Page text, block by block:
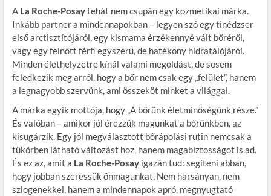
A La Roche-Posaytehát nem csupán egy kozmetikai márka.
Inkább partner a mindennapokban – legyen szó egy tinédzser
első arctisztítójáról, egy kismama érzékennyé vált bőréről,
vagy egy felnőtt férfi egyszerű, de hatékony hidratálójáról.
Minden élethelyzetre kínál valami megoldást, de sosem
feledkezik meg arról, hogy a bőr nem csak egy „felület”, hanem
a legnagyobb szervünk, ami összeköt minket a világgal.
A márka egyik mottója, hogy „A bőrünk életminőségünk része.”
És valóban – amikor jól érezzük magunkat a bőrünkben, az
kisugárzik. Egy jól megválasztott bőrápolási rutin nemcsak a
tükörben látható változást hoz, hanem magabiztosságot is ad.
És ez az, amit a La Roche-Posayigazán tud: segíteni abban,
hogy jobban szeressük önmagunkat. Nem harsányan, nem
szlogenekkel, hanem a mindennapok apró, megnyugtató